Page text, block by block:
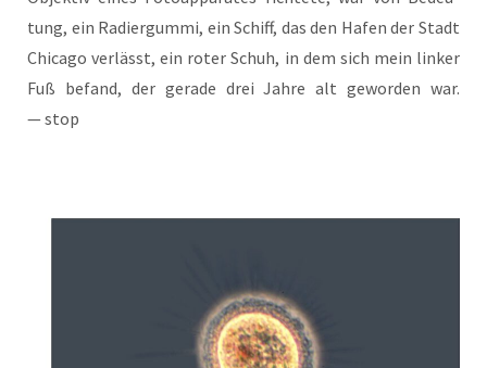
tung, ein Radier­gum­mi, ein Schiff, das den Hafen der Stadt
Chi­ca­go ver­lässt, ein roter Schuh, in dem sich mein lin­ker
Fuß befand, der gera­de drei Jah­re alt gewor­den war.
— stop